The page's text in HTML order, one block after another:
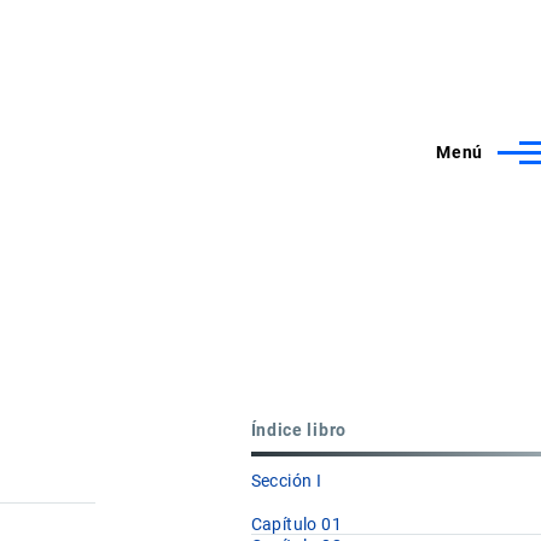
Menú
Índice libro
Sección I
Capítulo 01